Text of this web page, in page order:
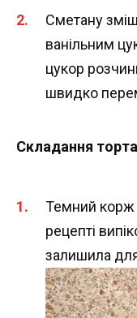
Сметану
ванільним
цукор
швидко
Складання
Темний корж
рецепті
залишила